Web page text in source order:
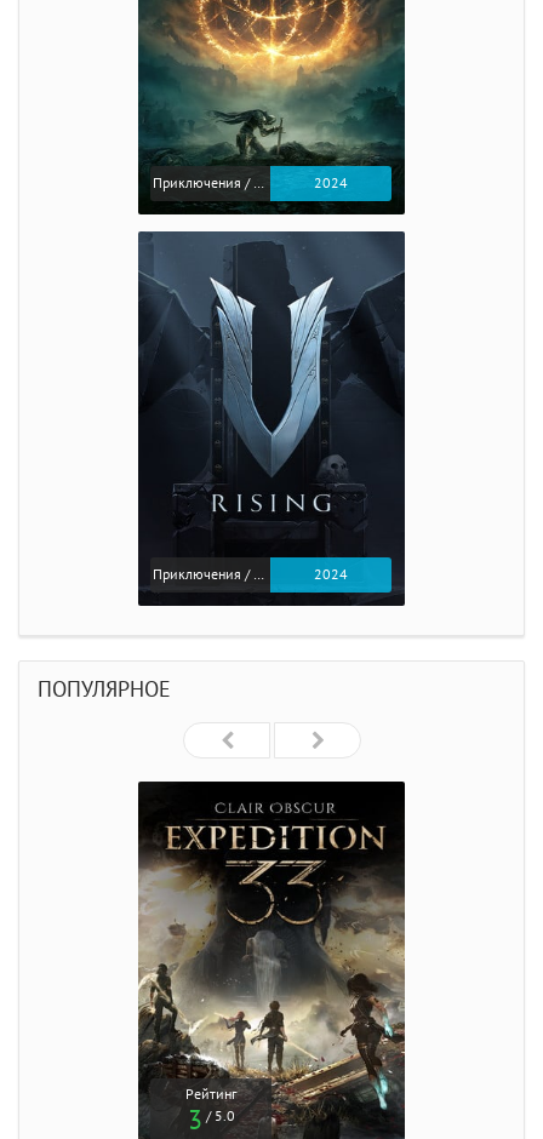
Приключения / Экшен / Ролевые 2024
Приключения / Экшен 2024
ПОПУЛЯРНОЕ
Рейтинг
3 / 5.0